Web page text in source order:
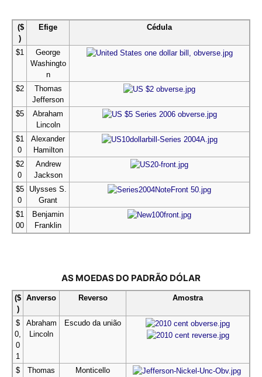
($
)
Efige Cédula
$1
George
Washingto
n
$2
Thomas
Jefferson
$5
Abraham
Lincoln
$1
0
Alexander
Hamilton
$2
0
Andrew
Jackson
$5
0
Ulysses S.
Grant
$1
00
Benjamin
Franklin
AS MOEDAS DO PADRÃO DÓLAR
($
)
Anverso Reverso Amostra
$
0,
0
1
Abraham
Lincoln
Escudo da união
$
Thomas
Monticello